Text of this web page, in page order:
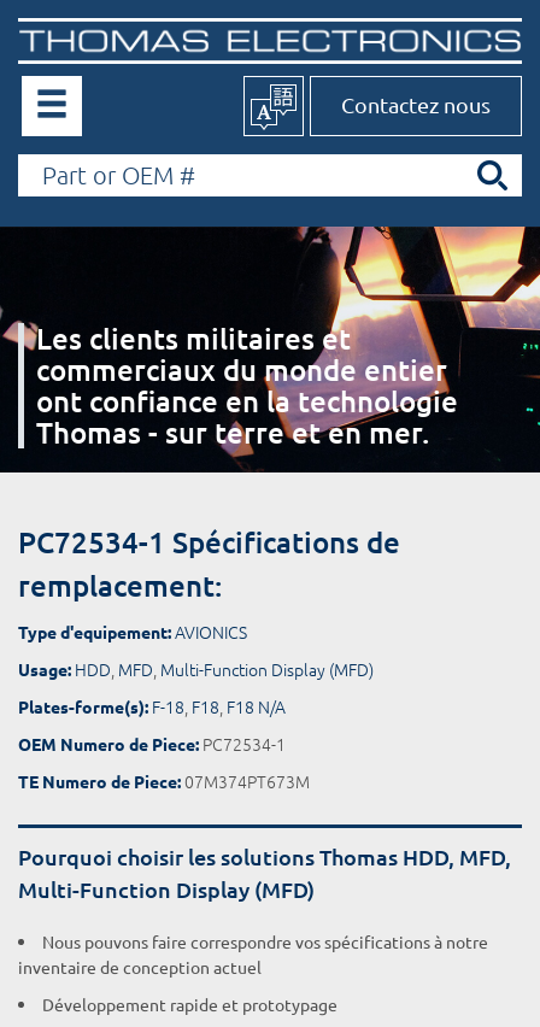
Contactez nous
Les clients militaires et
commerciaux du monde entier
ont confiance en la technologie
Thomas - sur terre et en mer.
PC72534-1 Spécifications de
remplacement:
Type d'equipement:AVIONICS
Usage: HDD, MFD, Multi-Function Display (MFD)
Plates-forme(s): F-18, F18, F18 N/A
OEM Numero de Piece: PC72534-1
TE Numero de Piece:07M374PT673M
Pourquoi choisir les solutions Thomas HDD, MFD,
Multi-Function Display (MFD)
Nous pouvons faire correspondre vos spécifications à notre
inventaire de conception actuel
Développement rapide et prototypage